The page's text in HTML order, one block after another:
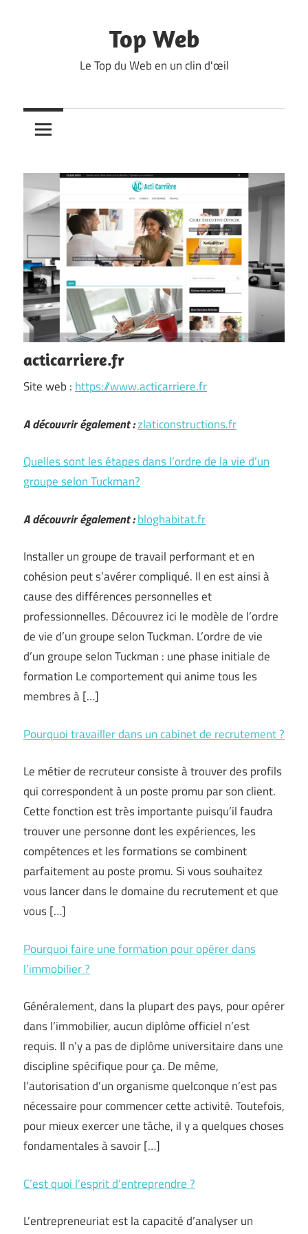
Top Web
Le Top du Web en un clin d'œil
acticarriere.fr
Site web : https://www.acticarriere.fr
A découvrir également :zlaticonstructions.fr
Quelles sont les étapes dans l’ordre de la vie d’un
groupe selon Tuckman?
A découvrir également :bloghabitat.fr
Installer un groupe de travail performant et en
cohésion peut s’avérer compliqué. Il en est ainsi à
cause des différences personnelles et
professionnelles. Découvrez ici le modèle de l’ordre
de vie d’un groupe selon Tuckman. L’ordre de vie
d’un groupe selon Tuckman : une phase initiale de
formation Le comportement qui anime tous les
membres à […]
Pourquoi travailler dans un cabinet de recrutement ?
Le métier de recruteur consiste à trouver des profils
qui correspondent à un poste promu par son client.
Cette fonction est très importante puisqu’il faudra
trouver une personne dont les expériences, les
compétences et les formations se combinent
parfaitement au poste promu. Si vous souhaitez
vous lancer dans le domaine du recrutement et que
vous […]
Pourquoi faire une formation pour opérer dans
l’immobilier ?
Généralement, dans la plupart des pays, pour opérer
dans l’immobilier, aucun diplôme officiel n’est
requis. Il n’y a pas de diplôme universitaire dans une
discipline spécifique pour ça. De même,
l’autorisation d’un organisme quelconque n’est pas
nécessaire pour commencer cette activité. Toutefois,
pour mieux exercer une tâche, il y a quelques choses
fondamentales à savoir […]
C’est quoi l’esprit d’entreprendre ?
L’entrepreneuriat est la capacité d’analyser un